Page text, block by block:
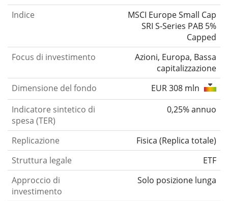
Indice
MSCI Europe Small Cap
SRI S-Series PAB 5%
Capped
Focus di investimento
Azioni, Europa, Bassa
capitalizzazione
Dimensione del fondo
EUR 308 mln
Indicatore sintetico di
spesa (TER)
0,25% annuo
Replicazione Fisica (Replica totale)
Struttura legale
ETF
Approccio di
investimento
Solo posizione lunga